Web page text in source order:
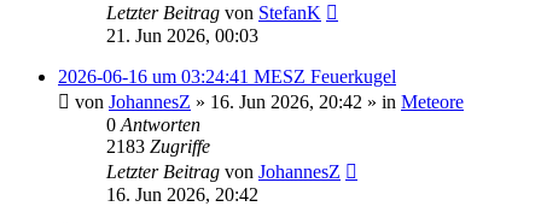
Letzter Beitrag von StefanK
21. Jun 2026, 00:03
2026-06-16 um 03:24:41 MESZ Feuerkugel
von JohannesZ » 16. Jun 2026, 20:42 » in Meteore
0 Antworten
2183 Zugriffe
Letzter Beitrag von JohannesZ
16. Jun 2026, 20:42